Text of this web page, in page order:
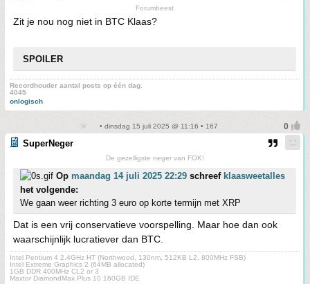
Forumbeest
Zit je nou nog niet in BTC Klaas?
SPOILER
Recordhouder aantal posts op één dag.
4045
onlogisch
• dinsdag 15 juli 2025 @ 11:16 • 167
SuperNeger
De gezelligste neger van FOK!
Op maandag 14 juli 2025 22:29 schreef klaasweetalles
het volgende:
We gaan weer richting 3 euro op korte termijn met XRP
Dat is een vrij conservatieve voorspelling. Maar hoe dan ook
waarschijnlijk lucratiever dan BTC.
Intel Pentium 4 2.4GHz HT (Northwood, 130nm, 512KB L2, 800MHz FSB)
Intel Extreme Graphics 2 (64MB allocated)
1GB DDR 400MHz CL2 or 3
Maxtor DiamondMax Plus 10 160GB IDE